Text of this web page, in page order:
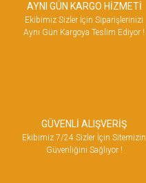
AYNI GÜN KARGO HİZMETİ
Ekibimiz Sizler İçin Siparişlerinizi
Aynı Gün Kargoya Teslim Ediyor !
GÜVENLİ ALIŞVERİŞ
Ekibimiz 7/24 Sizler İçin Sitemizin
Güvenliğini Sağlıyor !